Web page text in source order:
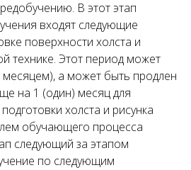
В этот этап
входят следующие
поверхности холста и
технике. Этот период может
месяцем), а может быть продлен
на 1 (один) месяц для
холста и рисунка
обучающего процесса
следующий за этапом
по следующим